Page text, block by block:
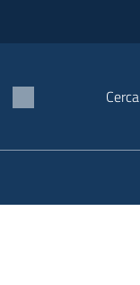
Cerca